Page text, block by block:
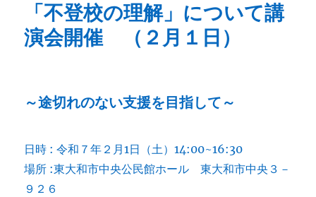
「不登校の理解」について講
演会開催 （２月１日）
～途切れのない支援を目指して～
日時 : 令和７年２月1日（土）14:00~16:30
場所 :東大和市中央公民館ホール 東大和市中央３－
９２６